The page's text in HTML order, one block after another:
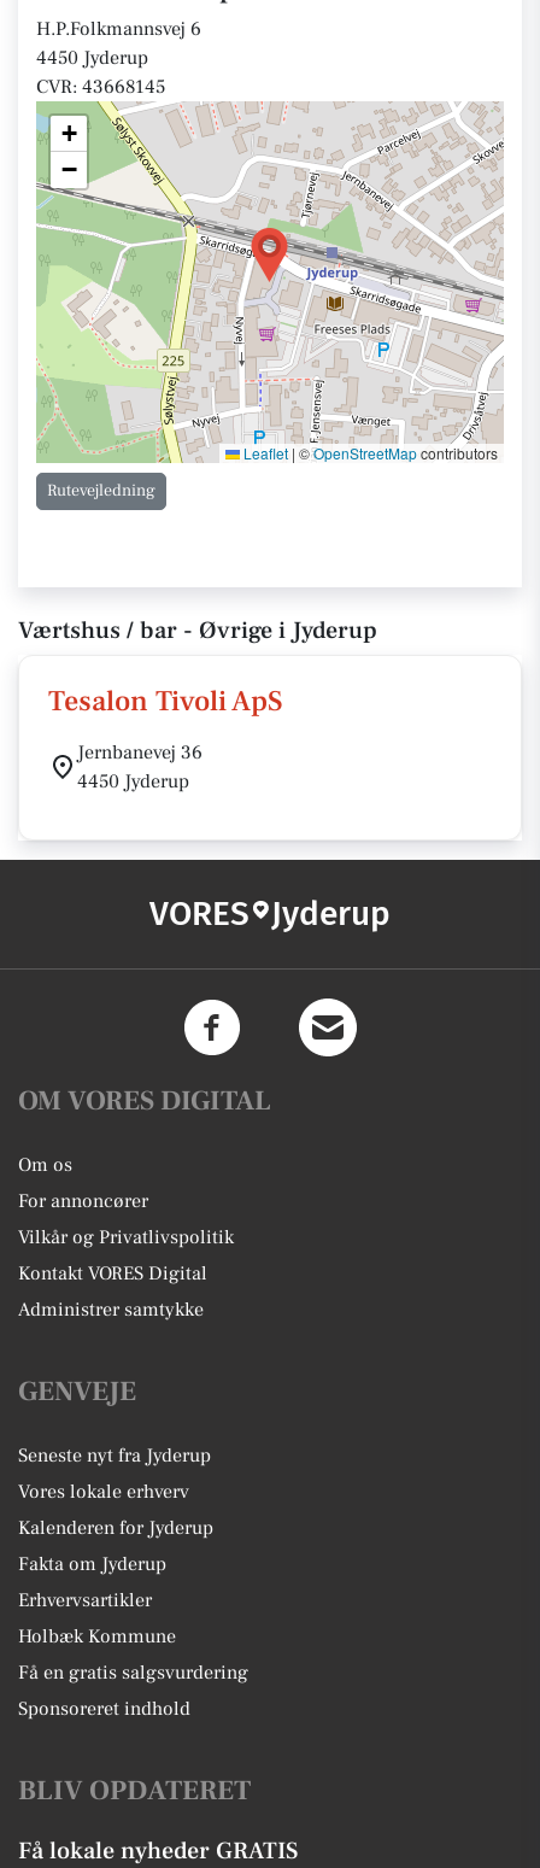
H.P.Folkmannsvej 6
4450 Jyderup
CVR: 43668145
+
−
Leaflet | ©OpenStreetMapcontributors
Rutevejledning
Værtshus / bar - Øvrige i Jyderup
Tesalon Tivoli ApS
Jernbanevej 36
4450 Jyderup
VORES Jyderup
OM VORES DIGITAL
Om os
For annoncører
Vilkår og Privatlivspolitik
Kontakt VORES Digital
Administrer samtykke
GENVEJE
Seneste nyt fra Jyderup
Vores lokale erhverv
Kalenderen for Jyderup
Fakta om Jyderup
Erhvervsartikler
Holbæk Kommune
Få en gratis salgsvurdering
Sponsoreret indhold
BLIV OPDATERET
Få lokale nyheder GRATIS